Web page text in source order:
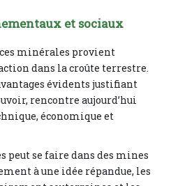
et sociaux
minérales provient
dans la croûte terrestre.
évidents justifiant
rencontre aujourd’hui
économique et
peut se faire dans des mines
à une idée répandue, les